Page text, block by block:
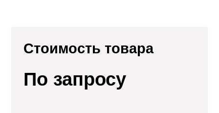
Стоимость товара
По запросу